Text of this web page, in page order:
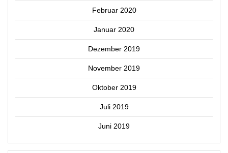
Februar 2020
Januar 2020
Dezember 2019
November 2019
Oktober 2019
Juli 2019
Juni 2019